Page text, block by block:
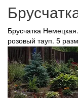
Брусчатка
розовый тауп. 5